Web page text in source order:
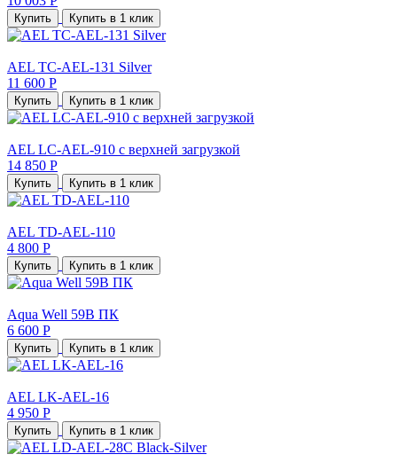
Купить Купить в 1 клик
AEL TC-AEL-131 Silver
11 600 Р
Купить Купить в 1 клик
AEL LC-AEL-910 с верхней загрузкой
14 850 Р
Купить Купить в 1 клик
AEL TD-AEL-110
4 800 Р
Купить Купить в 1 клик
Aqua Well 59В ПК
6 600 Р
Купить Купить в 1 клик
AEL LK-AEL-16
4 950 Р
Купить Купить в 1 клик